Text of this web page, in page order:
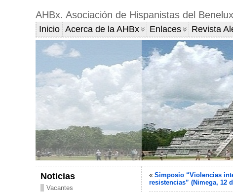
AHBx. Asociación de Hispanistas del Benelux
Inicio Acerca de la AHBx Enlaces Revista
Noticias
Vacantes
« Simposio “Violencias
resistencias” (Nimega, 12